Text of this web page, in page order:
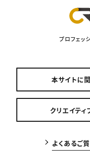
プロフェッ
本サイトに
クリエイテ
よくあるご